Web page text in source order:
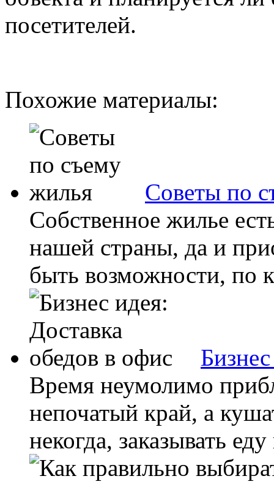
посетителей.
Похожие материалы:
Советы по
Собственное жилье
нашей страны, да и
быть возможности, по
Время неумолимо
непочатый край, а
некогда, заказывать